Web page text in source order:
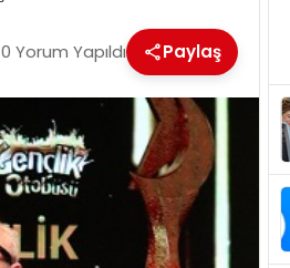
0 Yorum Yapıldı Paylaş